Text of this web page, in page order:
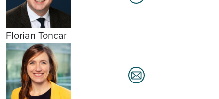
Florian Toncar